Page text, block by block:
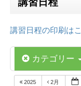
講習日程の印刷は
カテゴリー
2025 2月